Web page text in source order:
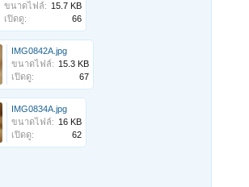
ขนาดไฟล์: 15.7 KB
เปิดดู:
66
IMG0842A.jpg
ขนาดไฟล์: 15.3 KB
เปิดดู:
67
IMG0834A.jpg
ขนาดไฟล์: 16 KB
เปิดดู:
62